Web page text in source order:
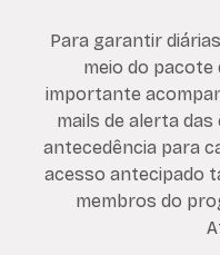
Para garantir
meio do pacote
importante
mails de alerta
antecedência para
acesso antecipado
membros do